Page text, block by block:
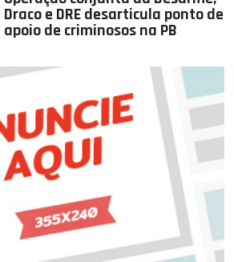
Draco e DRE desarticula ponto de
apoio de criminosos na PB